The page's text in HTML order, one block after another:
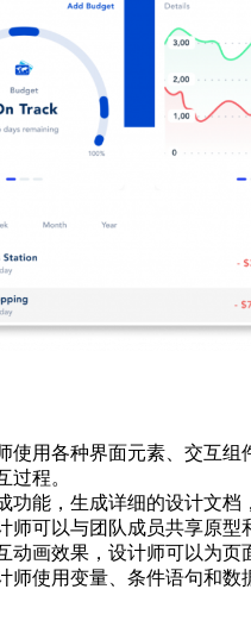
使用各种界面元素、交互
过程。
功能，生成详细的设计文
师可以与团队成员共享原
动画效果，设计师可以为
师使用变量、条件语句和